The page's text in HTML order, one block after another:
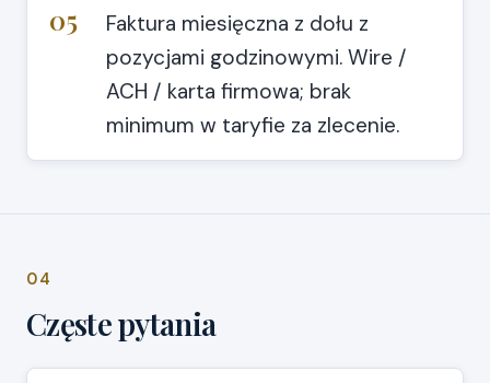
05
Faktura miesięczna z dołu z
pozycjami godzinowymi. Wire /
ACH / karta firmowa; brak
minimum w taryfie za zlecenie.
04
Częste pytania